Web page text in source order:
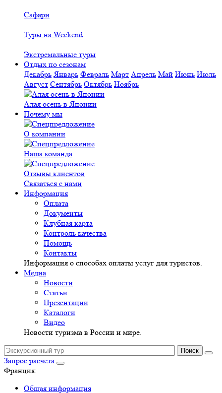
Сафари
Туры на Weekend
Экстремальные туры
Отдых по сезонам
Декабрь Январь Февраль Март Апрель Май Июнь Июль
Август Сентябрь Октябрь Ноябрь
Алая осень в Японии
Почему мы
О компании
Наша команда
Отзывы клиентов
Связаться с нами
Информация
Оплата
Документы
Клубная карта
Контроль качества
Помощь
Контакты
Информация о способах оплаты услуг для туристов.
Медиа
Новости
Статьи
Презентации
Каталоги
Видео
Новости туризма в России и мире.
Запрос расчета
Франция:
Общая информация